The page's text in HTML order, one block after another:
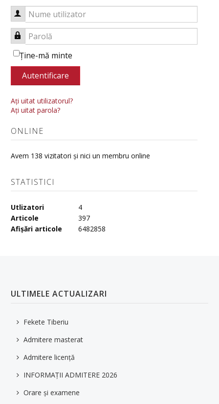
Nume utilizator
Parolă
Ţine-mă minte
Autentificare
Aţi uitat utilizatorul?
Aţi uitat parola?
ONLINE
Avem 138 vizitatori și nici un membru online
STATISTICI
Utlizatori
4
Articole
397
Afișări articole
6482858
ULTIMELE ACTUALIZARI
Fekete Tiberiu
Admitere masterat
Admitere licență
INFORMAȚII ADMITERE 2026
Orare și examene